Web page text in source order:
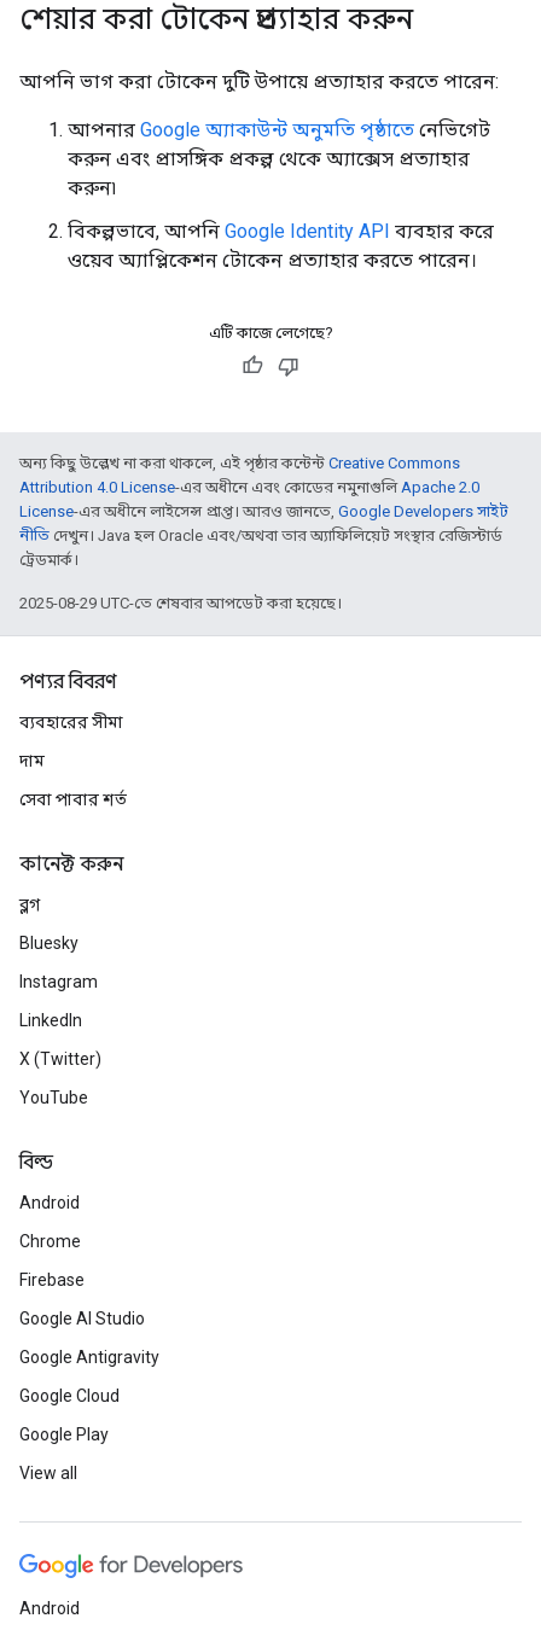
শেয়ার করা টোকেন প্রত্যাহার করুন
আপনি ভাগ করা টোকেন দুটি উপায়ে প্রত্যাহার করতে পারেন:
আপনার Google অ্যাকাউন্ট অনুমতি পৃষ্ঠাতে নেভিগেট
করুন এবং প্রাসঙ্গিক প্রকল্প থেকে অ্যাক্সেস প্রত্যাহার
করুন৷
বিকল্পভাবে, আপনি Google Identity API ব্যবহার করে
ওয়েব অ্যাপ্লিকেশন টোকেন প্রত্যাহার করতে পারেন।
এটি কাজে লেগেছে?
অন্য কিছু উল্লেখ না করা থাকলে, এই পৃষ্ঠার কন্টেন্ট Creative Commons
Attribution 4.0 License-এর অধীনে এবং কোডের নমুনাগুলিApache 2.0
License-এর অধীনে লাইসেন্স প্রাপ্ত। আরও জানতে, Google Developers সাইট
নীতি দেখুন। Java হল Oracle এবং/অথবা তার অ্যাফিলিয়েট সংস্থার রেজিস্টার্ড
ট্রেডমার্ক।
2025-08-29 UTC-তে শেষবার আপডেট করা হয়েছে।
পণ্যর বিবরণ
ব্যবহারের সীমা
দাম
সেবা পাবার শর্ত
কানেক্ট করুন
ব্লগ
Bluesky
Instagram
LinkedIn
X (Twitter)
YouTube
বিল্ড
Android
Chrome
Firebase
Google AI Studio
Google Antigravity
Google Cloud
Google Play
View all
Android